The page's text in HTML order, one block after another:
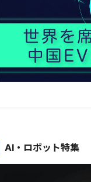
AI・ロボット特集